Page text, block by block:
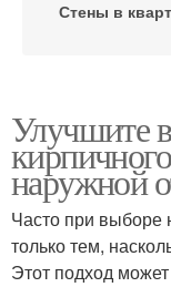
Стены в
Стен в
Стены в
домах
Улучшите
наружной
Часто при выборе
только тем,
Этот подход